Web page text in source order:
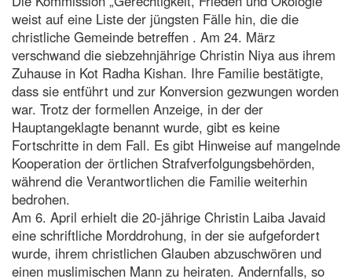
weist auf eine Liste der jüngsten Fälle hin, die die
christliche Gemeinde betreffen . Am 24. März
verschwand die siebzehnjährige Christin Niya aus ihrem
Zuhause in Kot Radha Kishan. Ihre Familie bestätigte,
dass sie entführt und zur Konversion gezwungen worden
war. Trotz der formellen Anzeige, in der der
Hauptangeklagte benannt wurde, gibt es keine
Fortschritte in dem Fall. Es gibt Hinweise auf mangelnde
Kooperation der örtlichen Strafverfolgungsbehörden,
während die Verantwortlichen die Familie weiterhin
bedrohen.
Am 6. April erhielt die 20-jährige Christin Laiba Javaid
eine schriftliche Morddrohung, in der sie aufgefordert
wurde, ihrem christlichen Glauben abzuschwören und
einen muslimischen Mann zu heiraten. Andernfalls, so